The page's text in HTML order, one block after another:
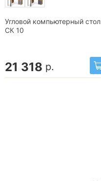
Угловой компьютерный стол
СК 10
21 318 р.